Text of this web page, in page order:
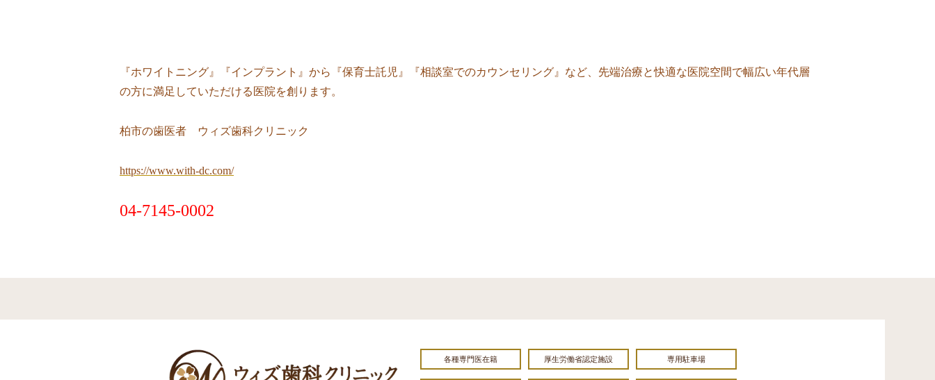
『ホワイトニング』『インプラント』から『保育士託児』『相談室でのカウンセリング』など、先端治療と快適な医院空間で幅広い年代層
の方に満足していただける医院を創ります。
柏市の歯医者 ウィズ歯科クリニック
https://www.with-dc.com/
04-7145-0002
各種専門医在籍 厚生労働省認定施設 専用駐車場